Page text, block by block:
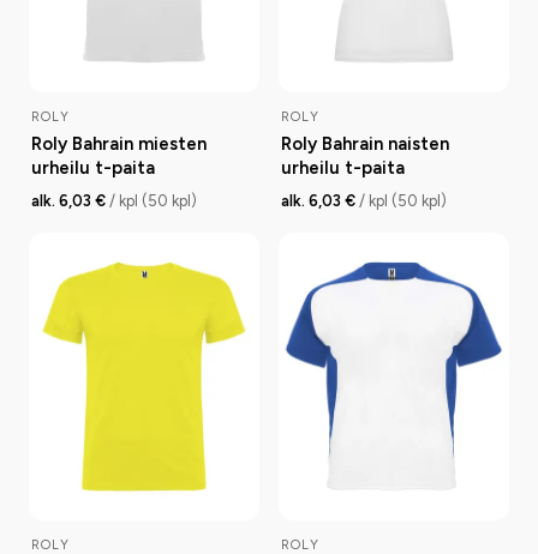
ROLY
Roly Bahrain miesten
urheilu t-paita
alk. 6,03 € / kpl (50 kpl)
ROLY
Roly Bahrain naisten
urheilu t-paita
alk. 6,03 € / kpl (50 kpl)
ROLY ROLY